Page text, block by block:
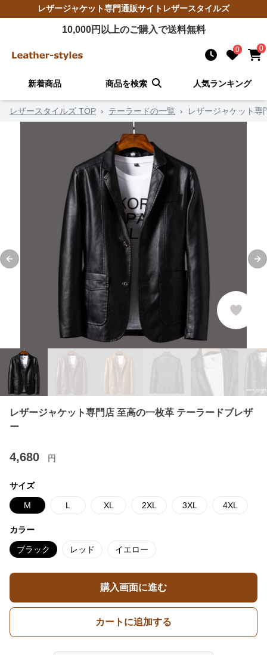
レザージャケット専門通販サイト レザースタイルズ
10,000円以上のご購入で送料無料
0 0
新着商品 商品を検索 人気ランキング
レザースタイルズ TOP › テーラードの一覧 › レザージャケット専
Previous slide
レザージャケット専門店 至高の一枚革 テーラードブレザ
ー
4,680 円
サイズ
M L XL 2XL 3XL 4XL
カラー
ブラック レッド イエロー
購入画面に進む
カートに追加する